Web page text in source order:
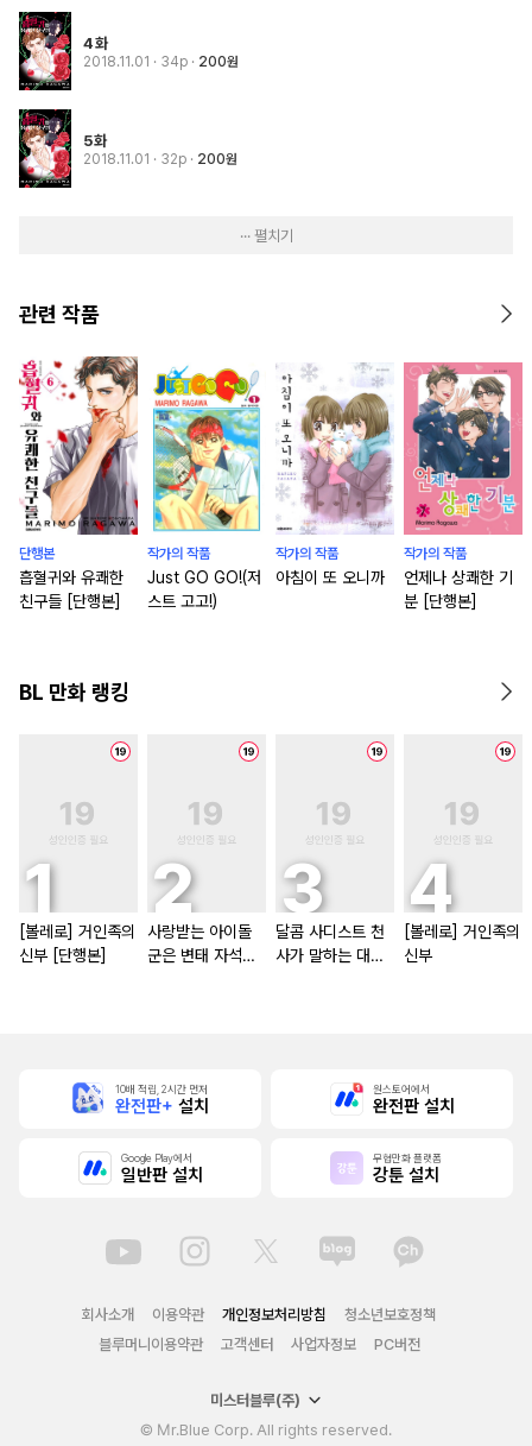
4화
2018.11.01 · 34p 200원
5화
2018.11.01 · 32p 200원
··· 펼치기
관련 작품
단행본
흡혈귀와 유쾌한
친구들 [단행본]
작가의 작품
Just GO GO!(저
스트 고고!)
작가의 작품
아침이 또 오니까
작가의 작품
언제나 상쾌한 기
분 [단행본]
BL 만화 랭킹
[볼레로] 거인족의
신부 [단행본]
사랑받는 아이돌
군은 변태 자석
달콤 사디스트 천
사가 말하는 대로
[볼레로] 거인족의
신부
10배 적립, 2시간 먼저
완전판+ 설치
원스토어에서
완전판 설치
Google Play에서
일반판 설치
무협만화 플랫폼
강툰 설치
회사소개 이용약관 개인정보처리방침
청소년보호정책
블루머니이용약관
고객센터 사업자정보 PC버전
미스터블루(주)
© Mr.Blue Corp. All rights reserved.